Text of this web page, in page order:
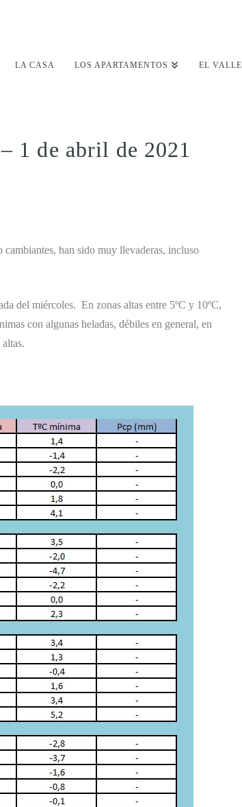
LA CASA LOS APARTAMENTOS EL VALLE
1 de abril de 2021
han sido muy llevaderas, incluso
del miércoles. En zonas altas entre 5ºC y 10ºC,
con algunas heladas, débiles en general, en